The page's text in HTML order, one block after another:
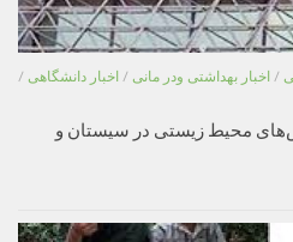
/ اخبار بهداشتی ودر مانی / اخبار دانشگاهی /
محیط زیستی در سیستان و